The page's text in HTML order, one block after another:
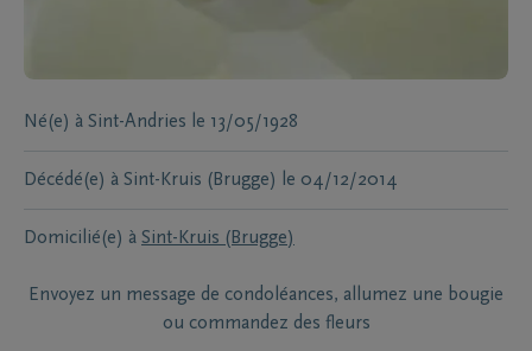
Né(e) à Sint-Andries le 13/05/1928
Décédé(e) à Sint-Kruis (Brugge) le 04/12/2014
Domicilié(e) à Sint-Kruis (Brugge)
Envoyez un message de condoléances, allumez une bougie
ou commandez des fleurs